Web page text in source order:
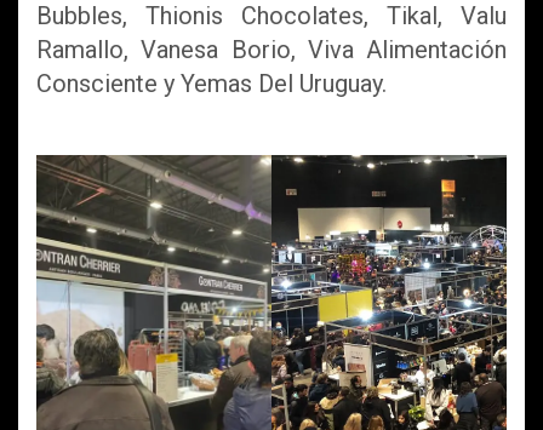
Bubbles, Thionis Chocolates, Tikal, Valu
Ramallo, Vanesa Borio, Viva Alimentación
Consciente y Yemas Del Uruguay.